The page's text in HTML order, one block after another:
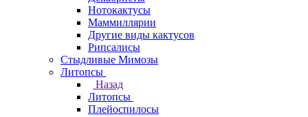
Нотокактусы
Маммиллярии
Другие виды кактусов
Рипсалисы
Стыдливые Мимозы
Литопсы
Назад
Литопсы
Плейоспилосы